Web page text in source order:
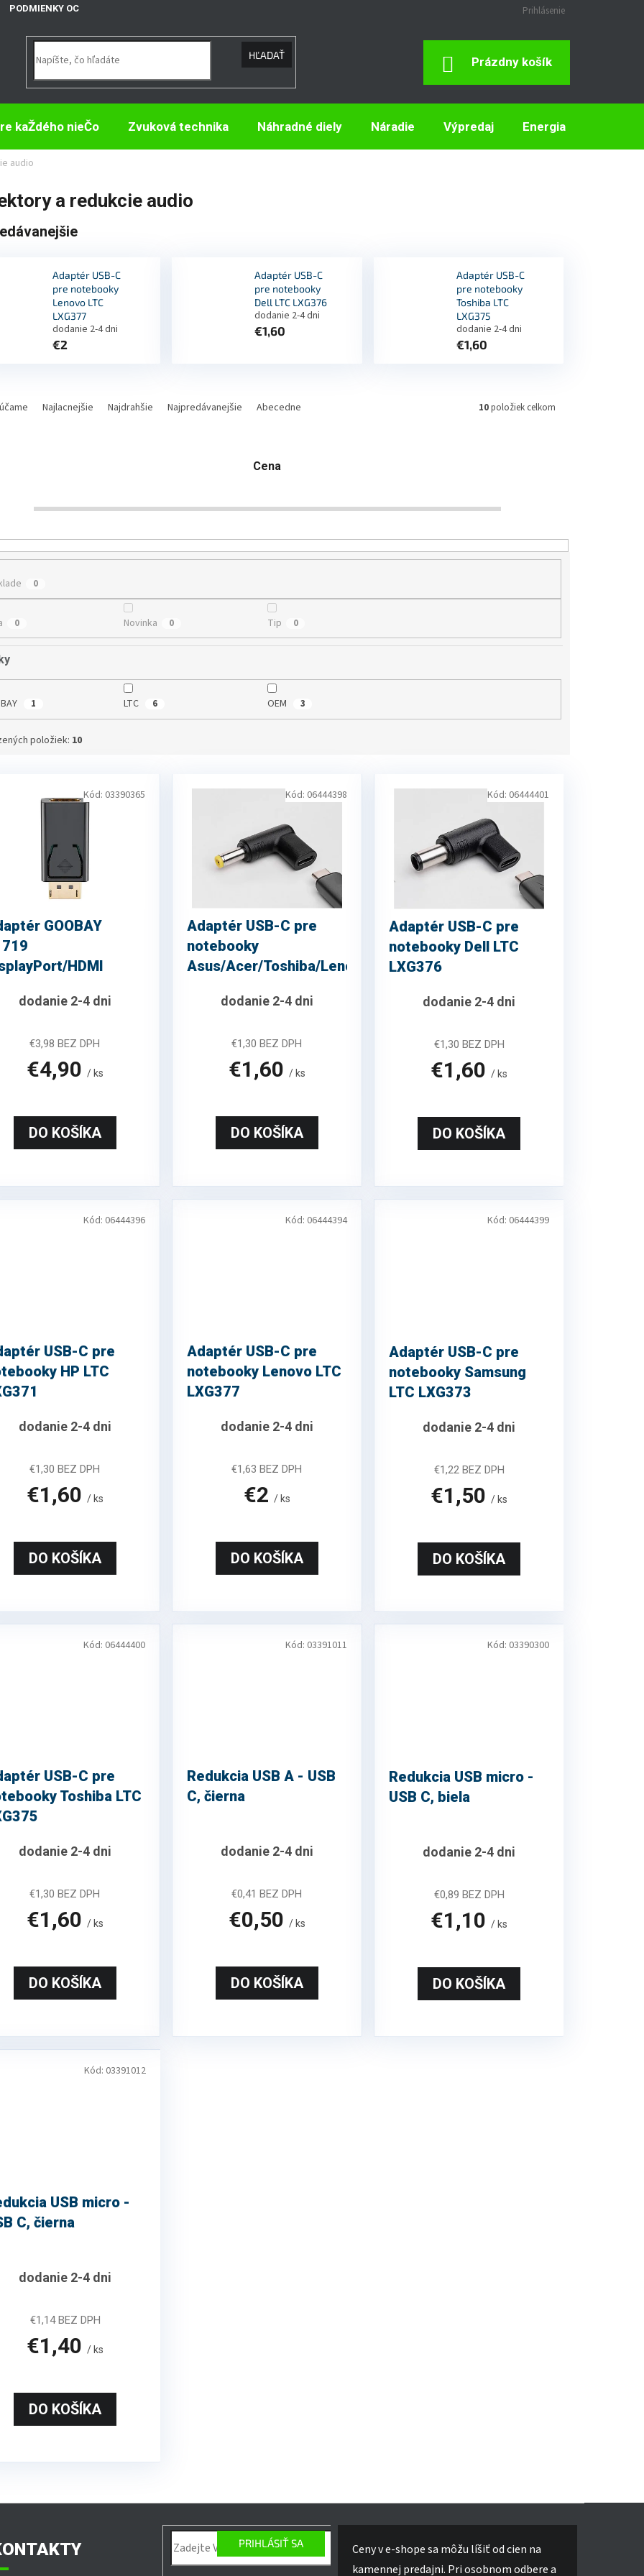
PODMIENKY OCHRANY OSOBNÝCH ÚDAJOV Prihlásenie
HĽADAŤ
Nákupný
Prázdny košík
kaŽdého nieČo Zvuková technika Náhradné diely Náradie Výpredaj Energia
audio
a redukcie audio
Adaptér USB-C
pre notebooky
Lenovo LTC
LXG377
dodanie 2-4 dni
€2
Adaptér USB-C
pre notebooky
Dell LTC LXG376
dodanie 2-4 dni
€1,60
Adaptér USB-C
pre notebooky
Toshiba LTC
LXG375
dodanie 2-4 dni
€1,60
Najlacnejšie Najdrahšie Najpredávanejšie Abecedne 10položiek celkom
Cena
0
0 Novinka 0 Tip 0
1 LTC 6 OEM 3
položiek: 10
GOOBAY
HDMI
dodanie 2-4 dni
€3,98 BEZ DPH
€4,90 / ks
DO KOŠÍKA
Kód: 03390365
Adaptér USB-C pre
notebooky
Asus/Acer/Toshiba/Lenono/Dell/HP/IBM
dodanie 2-4 dni
€1,30 BEZ DPH
€1,60 / ks
DO KOŠÍKA
Kód: 06444398
Adaptér USB-C pre
notebooky Dell LTC
LXG376
dodanie 2-4 dni
€1,30 BEZ DPH
€1,60/ ks
DO KOŠÍKA
Kód: 06444401
USB-C pre
HP LTC
dodanie 2-4 dni
€1,30 BEZ DPH
€1,60 / ks
DO KOŠÍKA
Kód: 06444396
Adaptér USB-C pre
notebooky Lenovo LTC
LXG377
dodanie 2-4 dni
€1,63 BEZ DPH
€2 / ks
DO KOŠÍKA
Kód: 06444394
Adaptér USB-C pre
notebooky Samsung
LTC LXG373
dodanie 2-4 dni
€1,22 BEZ DPH
€1,50/ ks
DO KOŠÍKA
Kód: 06444399
USB-C pre
Toshiba LTC
dodanie 2-4 dni
€1,30 BEZ DPH
€1,60 / ks
DO KOŠÍKA
Kód: 06444400
Redukcia USB A - USB
C, čierna
dodanie 2-4 dni
€0,41 BEZ DPH
€0,50 / ks
DO KOŠÍKA
Kód: 03391011
Redukcia USB micro -
USB C, biela
dodanie 2-4 dni
€0,89 BEZ DPH
€1,10/ ks
DO KOŠÍKA
Kód: 03390300
USB micro -
C, čierna
dodanie 2-4 dni
€1,14 BEZ DPH
€1,40/ ks
DO KOŠÍKA
Kód: 03391012
v
á
d
a
c
PRIHLÁSIŤ SA
Ceny v e-shope sa môžu líšiť od cien na
kamennej predajni. Pri osobnom odbere a